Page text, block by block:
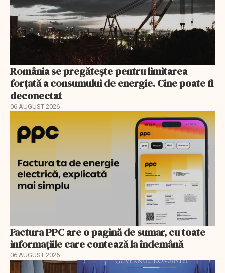
România se pregătește pentru limitarea
forțată a consumului de energie. Cine poate fi
deconectat
06 AUGUST 2026
Factura PPC are o pagină de sumar, cu toate
informațiile care contează la îndemână
06 AUGUST 2026